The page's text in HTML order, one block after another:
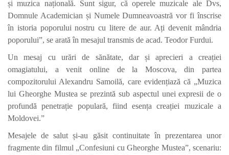
și muzica națională. Sunt sigur, că operele muzicale ale Dvs,
Domnule Academician și Numele Dumneavoastră vor fi înscrise
în istoria poporului nostru cu litere de aur. Ați devenit mândria
poporului”, se arată în mesajul transmis de acad. Teodor Furdui.
Un mesaj cu urări de sănătate, dar și aprecieri a creației
omagiatului, a venit online de la Moscova, din partea
compozitorului Alexandru Samoilă, care evidențiază că „Muzica
lui Gheorghe Mustea se prezintă sub aspectul unei expresii de o
profundă penetrație populară, fiind esența creației muzicale a
Moldovei.”
Mesajele de salut și-au găsit continuitate în prezentarea unor
fragmente din filmul „Confesiuni cu Gheorghe Mustea”, scenariu: